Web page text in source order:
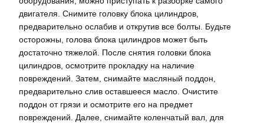
двигателя. Снимите головку блока цилиндров,
предварительно ослабив и открутив все болты. Будьте
осторожны, голова блока цилиндров может быть
достаточно тяжелой. После снятия головки блока
цилиндров, осмотрите прокладку на наличие
повреждений. Затем, снимайте масляный поддон,
предварительно слив оставшееся масло. Очистите
поддон от грязи и осмотрите его на предмет
повреждений. Далее, снимайте коленчатый вал, для